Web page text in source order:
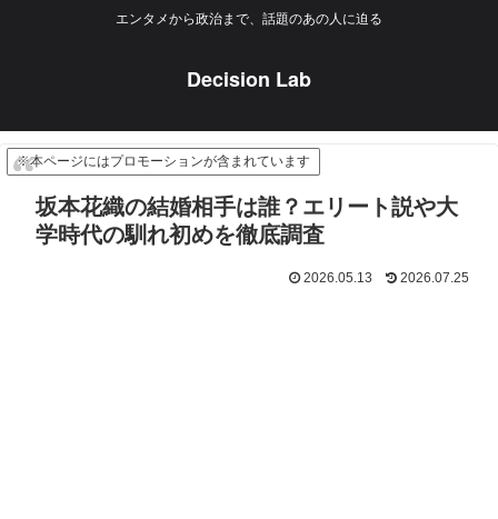
エンタメから政治まで、話題のあの人に迫る
Decision Lab
※本ページにはプロモーションが含まれています
坂本花織の結婚相手は誰？エリート説や大
学時代の馴れ初めを徹底調査
2026.05.13 2026.07.25